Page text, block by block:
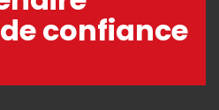
confiance